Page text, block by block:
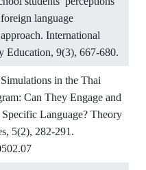
language
International
Education, 9(3), 667-680.
in the Thai
Can They Engage and
Language? Theory
5(2), 282-291.